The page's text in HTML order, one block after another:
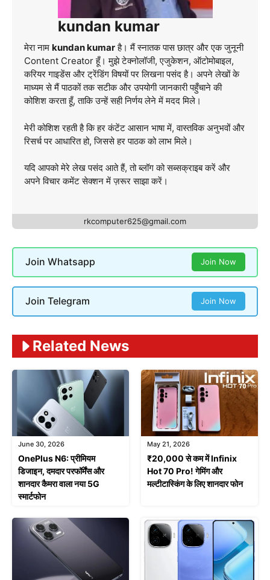
kundan kumar
मेरा नाम kundan kumarहै। मैं स्नातक पास छात्र और एक जुनूनी
Content Creator हूँ। मुझे टेक्नोलॉजी, एजुकेशन, ऑटोमोबाइल,
करियर गाइडेंस और ट्रेंडिंग विषयों पर लिखना पसंद है। अपने लेखों के
माध्यम से मैं पाठकों तक सटीक और उपयोगी जानकारी पहुँचाने की
कोशिश करता हूँ, ताकि उन्हें सही निर्णय लेने में मदद मिले।
मेरी कोशिश रहती है कि हर कंटेंट आसान भाषा में, वास्तविक अनुभवों और
रिसर्च पर आधारित हो, जिससे हर पाठक को लाभ मिले।
यदि आपको मेरे लेख पसंद आते हैं, तो ब्लॉग को सब्सक्राइब करें और
अपने विचार कमेंट सेक्शन में ज़रूर साझा करें।
rkcomputer625@gmail.com
Join Whatsapp Join Now
Join Telegram Join Now
Related News
June 30, 2026
OnePlus N6: प्रीमियम
डिजाइन, दमदार परफॉर्मेंस और
शानदार कैमरा वाला नया 5G
स्मार्टफोन
May 21, 2026
₹20,000 से कम में Infinix
Hot 70 Pro! गेमिंग और
मल्टीटास्किंग के लिए शानदार फोन